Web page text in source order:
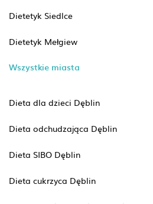
Dietetyk Siedlce
Dietetyk Mełgiew
Wszystkie miasta
Dieta dla dzieci Dęblin
Dieta odchudzająca Dęblin
Dieta SIBO Dęblin
Dieta cukrzyca Dęblin